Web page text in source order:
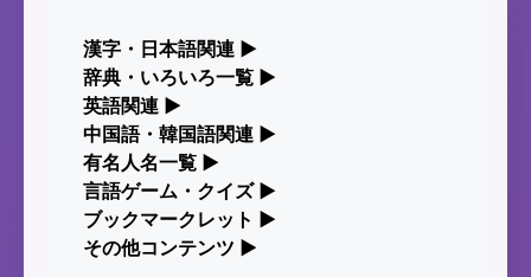
2026-08-06 「啗
」のイメージを追加し
2026-08-
06
「元旦
」のイメージを追加
2026-08-06「矛
」のイメージを追加し
漢字・日本語関連 ▶
漢字の読み方検索、手書き入力、書き順練習な
ど、日本語学習に役立つツールを集めています。
人名漢字辞典 - 読み方検索
手書き漢字入力
漢字の書き方・書き順 書き取り練習帳
辞典・いろいろ一覧 ▶
部首・画数別の漢字一覧、熟語辞典、地名・駅名
検索など、各種リファレンスツールです。
部首画数別漢字一覧
常用漢字一覧
英語関連 ▶
カタカナ語・略語の意味検索、発音記号、リスニ
ング練習など英語学習ツールです。
カタカナ語の意味・発音・類語辞典
英語の発音記号一覧
中国語・韓国語関連 ▶
中国語のピンイン変換、韓国語の手書き入力な
ど、アジア言語学習ツールです。
手書き中国語入力 変換ツール
有名人名一覧 ▶
海外セレブやスポーツ選手の名前の読み方・発音
を確認できます。
海外有名人の苗字・名前一覧と発音 🔊
言語ゲーム・クイズ ▶
四字熟語パズルや漢字クイズなど、楽しみながら
学べるゲームです。
ブックマークレット ▶
ブラウザに登録して、どのサイトからでも漢字や
その他コンテンツ ▶